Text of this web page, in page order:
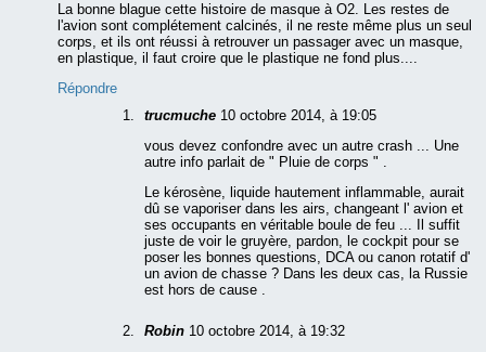
La bonne blague cette histoire de masque à O2. Les restes de
l'avion sont complétement calcinés, il ne reste même plus un seul
corps, et ils ont réussi à retrouver un passager avec un masque,
en plastique, il faut croire que le plastique ne fond plus....
Répondre
trucmuche 10 octobre 2014, à 19:05
vous devez confondre avec un autre crash ... Une
autre info parlait de " Pluie de corps " .
Le kérosène, liquide hautement inflammable, aurait
dû se vaporiser dans les airs, changeant l' avion et
ses occupants en véritable boule de feu ... Il suffit
juste de voir le gruyère, pardon, le cockpit pour se
poser les bonnes questions, DCA ou canon rotatif d'
un avion de chasse ? Dans les deux cas, la Russie
est hors de cause .
Robin 10 octobre 2014, à 19:32